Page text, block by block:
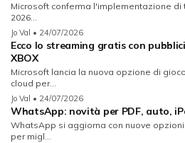
Microsoft conferma l'implementazione di
2026...
Jo Val • 24/07/2026
Ecco lo streaming gratis con
XBOX
Microsoft lancia la nuova opzione di
cloud per...
Jo Val • 24/07/2026
WhatsApp: novità per PDF, auto,
WhatsApp si aggiorna con nuove
per migl...